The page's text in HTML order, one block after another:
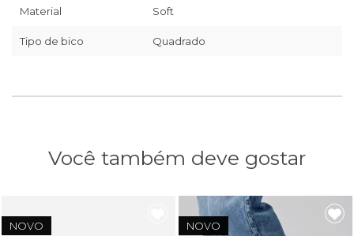
Material Soft
Tipo de bico Quadrado
Você também deve gostar
NOVO NOVO